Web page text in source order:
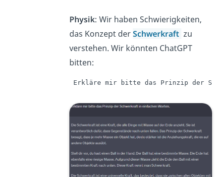
Physik: Wir haben Schwierigkeiten,
das Konzept derSchwerkraft zu
verstehen. Wir könnten ChatGPT
bitten:
Erkläre mir bitte das Prinzip der